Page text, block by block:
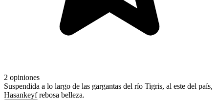
2 opiniones
Suspendida a lo largo de las gargantas del río Tigris, al este del país,
Hasankeyf rebosa belleza.